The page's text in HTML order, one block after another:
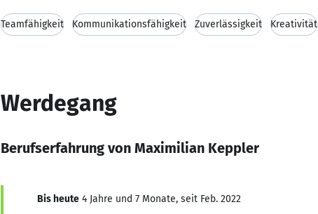
Teamfähigkeit Kommunikationsfähigkeit Zuverlässigkeit Kreativität
Werdegang
Berufserfahrung von Maximilian Keppler
Bis heute 4 Jahre und 7 Monate, seit Feb. 2022